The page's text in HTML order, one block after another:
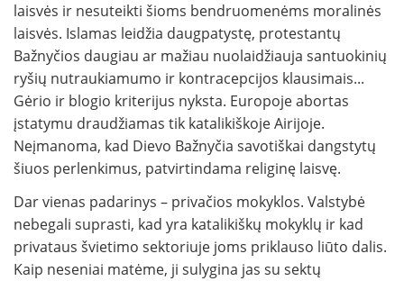
laisvės ir nesuteikti šioms bendruomenėms moralinės
laisvės. Islamas leidžia daugpatystę, protestantų
Bažnyčios daugiau ar mažiau nuolaidžiauja santuokinių
ryšių nutraukiamumo ir kontracepcijos klausimais...
Gėrio ir blogio kriterijus nyksta. Europoje abortas
įstatymu draudžiamas tik katalikiškoje Airijoje.
Neįmanoma, kad Dievo Bažnyčia savotiškai dangstytų
šiuos perlenkimus, patvirtindama religinę laisvę.
Dar vienas padarinys – privačios mokyklos. Valstybė
nebegali suprasti, kad yra katalikiškų mokyklų ir kad
privataus švietimo sektoriuje joms priklauso liūto dalis.
Kaip neseniai matėme, ji sulygina jas su sektų